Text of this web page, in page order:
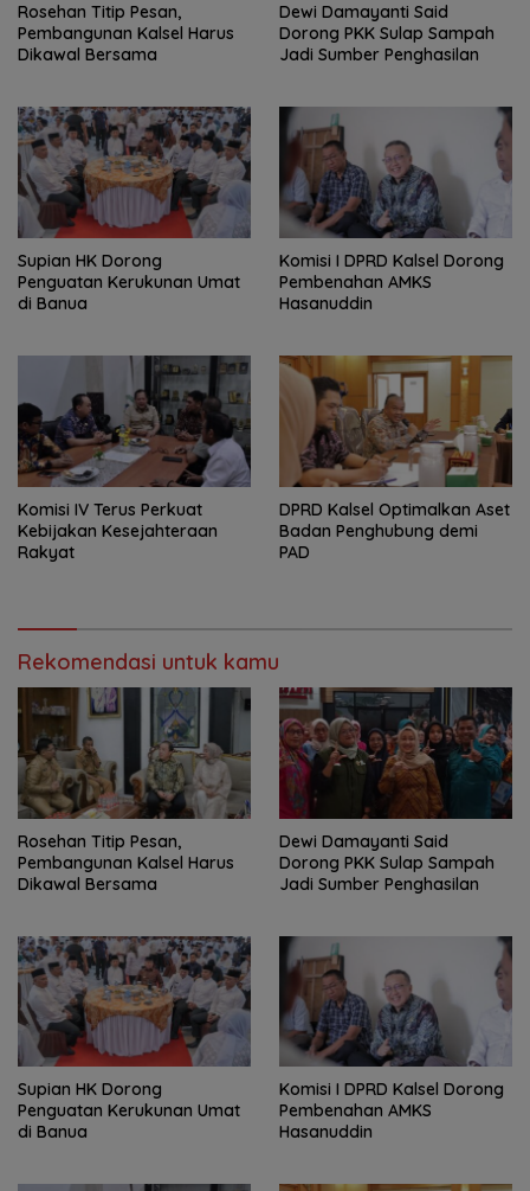
Rosehan Titip Pesan,
Pembangunan Kalsel Harus
Dikawal Bersama
Dewi Damayanti Said
Dorong PKK Sulap Sampah
Jadi Sumber Penghasilan
Supian HK Dorong
Penguatan Kerukunan Umat
di Banua
Komisi I DPRD Kalsel Dorong
Pembenahan AMKS
Hasanuddin
Komisi IV Terus Perkuat
Kebijakan Kesejahteraan
Rakyat
‎DPRD Kalsel Optimalkan Aset
Badan Penghubung demi
PAD
Rekomendasi untuk kamu
Rosehan Titip Pesan,
Pembangunan Kalsel Harus
Dikawal Bersama
Dewi Damayanti Said
Dorong PKK Sulap Sampah
Jadi Sumber Penghasilan
Supian HK Dorong
Penguatan Kerukunan Umat
di Banua
Komisi I DPRD Kalsel Dorong
Pembenahan AMKS
Hasanuddin